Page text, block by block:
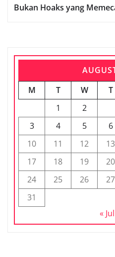
Bukan Hoaks yang
M
T W T
1
2
3
4 5 6
10
11 12 13
17
18 19 20
24
25 26 27
31
« Jul